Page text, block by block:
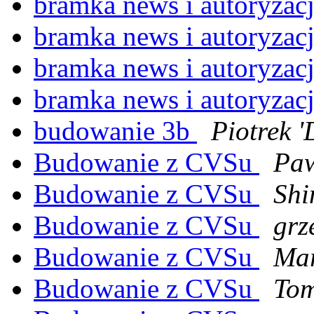
bramka news i
bramka news i
bramka news i
budowanie 3b
Piotrek
Budowanie z CVSu
Budowanie z CVSu
Budowanie z CVSu
Budowanie z CVSu
Budowanie z CVSu